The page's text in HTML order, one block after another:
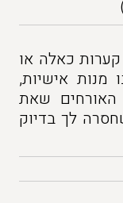
כאלה או
אישיות,
האורחים שאת
לך בדיוק